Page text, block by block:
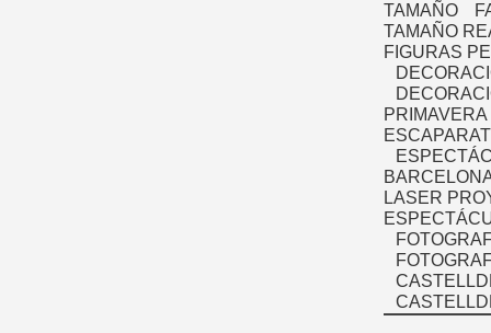
TAMAÑO
TAMAÑO
FIGURAS
PRIMAVERA
LASER